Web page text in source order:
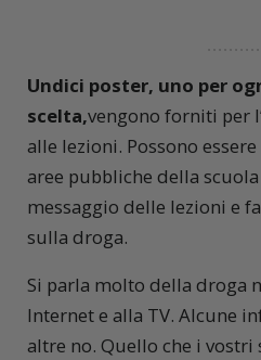
Undici poster, uno per
scelta,vengono forniti per
alle lezioni. Possono
aree pubbliche della
messaggio delle lezioni e
sulla droga.
Si parla molto della droga
Internet e alla TV. Alcune
altre no. Quello che i